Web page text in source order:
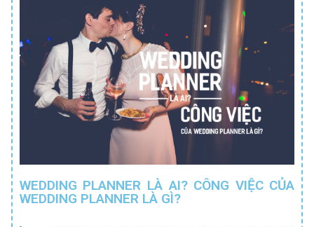
WEDDING PLANNER LÀ AI? CÔNG VIỆC CỦA
WEDDING PLANNER LÀ GÌ?